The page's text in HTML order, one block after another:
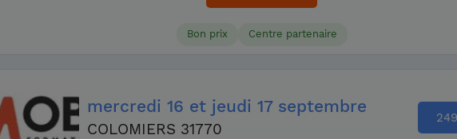
Bon prix Centre partenaire
mercredi 16 et jeudi 17 septembre
COLOMIERS 31770